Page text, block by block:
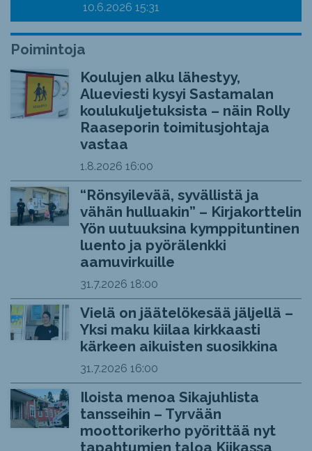
10.6.2026 15:31
Poimintoja
Koulujen alku lähestyy,
Alueviesti kysyi Sastamalan
koulukuljetuksista – näin Rolly
Raaseporin toimitusjohtaja
vastaa
1.8.2026 16:00
“Rönsyilevää, syvällistä ja
vähän hulluakin” – Kirjakorttelin
Yön uutuuksina kymppituntinen
luento ja pyörälenkki
aamuvirkuille
31.7.2026 18:00
Vielä on jäätelökesää jäljellä –
Yksi maku kiilaa kirkkaasti
kärkeen aikuisten suosikkina
31.7.2026 16:00
Iloista menoa Sikajuhlista
tansseihin – Tyrvään
moottorikerho pyörittää nyt
tapahtumien taloa Kiikassa